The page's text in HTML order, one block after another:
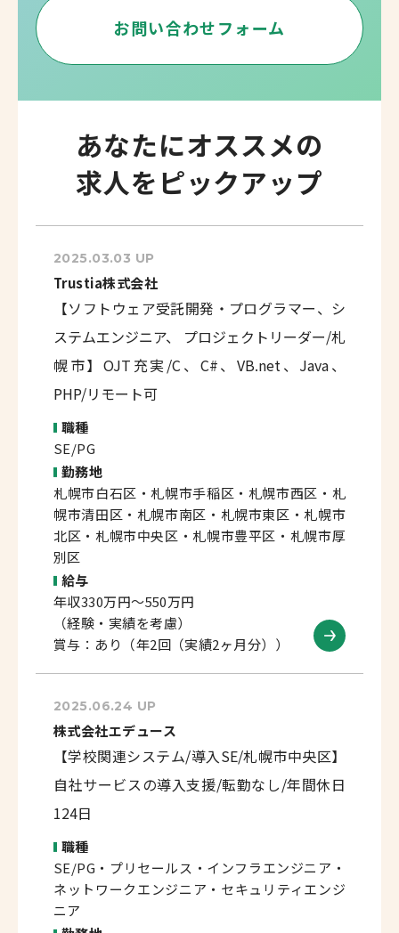
お問い合わせフォーム
あなたにオススメの
求人をピックアップ
2025.03.03 UP
Trustia株式会社
【ソフトウェア受託開発・プログラマー、シ
ステムエンジニア、 プロジェクトリーダー/札
幌市】OJT充実/C、C#、VB.net、Java、
PHP/リモート可
職種
SE/PG
勤務地
札幌市白石区・札幌市手稲区・札幌市西区・札
幌市清田区・札幌市南区・札幌市東区・札幌市
北区・札幌市中央区・札幌市豊平区・札幌市厚
別区
給与
年収330万円～550万円
（経験・実績を考慮）
賞与：あり（年2回（実績2ヶ月分））
2025.06.24 UP
株式会社エデュース
【学校関連システム/導入SE/札幌市中央区】
自社サービスの導入支援/転勤なし/年間休日
124日
職種
SE/PG・プリセールス・インフラエンジニア・
ネットワークエンジニア・セキュリティエンジ
ニア